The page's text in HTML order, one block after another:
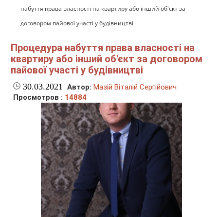
набуття права власності на квартиру або інший об'єкт за
договором пайової участі у будівництві
Процедура набуття права власності на
квартиру або інший об'єкт за договором
пайової участі у будівництві
30.03.2021 Автор: Мазій Віталій Сергійович
Просмотров : 14884